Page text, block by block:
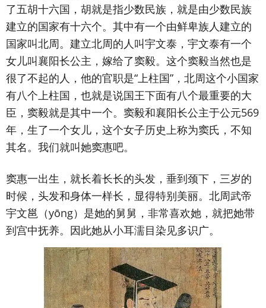
了五胡十六国，胡就是指少数民族，就是由少数民族
建立的国家有十六个。其中有一个由鲜卑族人建立的
国家叫北周。建立北周的人叫宇文泰，宇文泰有一个
女儿叫襄阳长公主，嫁给了窦毅。这个窦毅当然也是
很了不起的人，他的官职是“上柱国”，北周这个小国家
有八个上柱国，也就是说国王下面有八个最重要的大
臣，窦毅就是其中一个。窦毅和襄阳长公主于公元569
年，生了一个女儿，这个女子历史上称为窦氏，不知
其名。我们就叫她窦惠吧。
窦惠一出生，就长着长长的头发，垂到颈下，三岁的
时候，头发和身体一样长，显得特别美丽。北周武帝
宇文邕（yōng）是她的舅舅，非常喜欢她，就把她带
到宫中抚养。因此她从小耳濡目染见多识广。